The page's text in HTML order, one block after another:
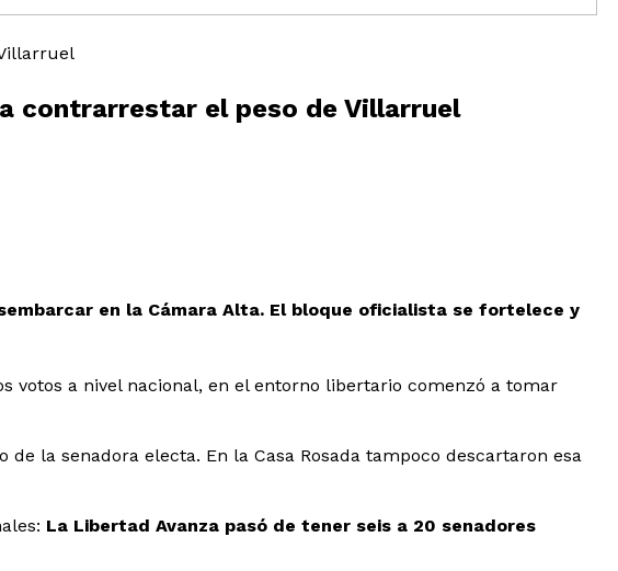
contrarrestar el peso de Villarruel
en la Cámara Alta. El bloque oficialista se fortelece y
votos a nivel nacional, en el entorno libertario comenzó a tomar
la senadora electa. En la Casa Rosada tampoco descartaron esa
La Libertad Avanza pasó de tener seis a 20 senadores